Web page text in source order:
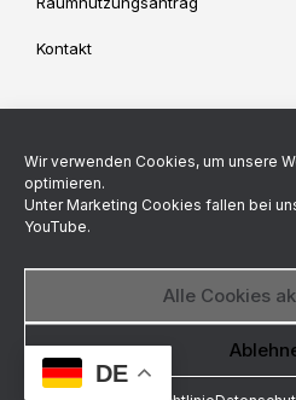
Wir verwenden Cookies, um unsere
optimieren.
Unter Marketing Cookies fallen bei
YouTube.
Alle Cookies
Kontakt
Datenschutz
Cookie-Richtlinie (EU)
Backend made by
DE